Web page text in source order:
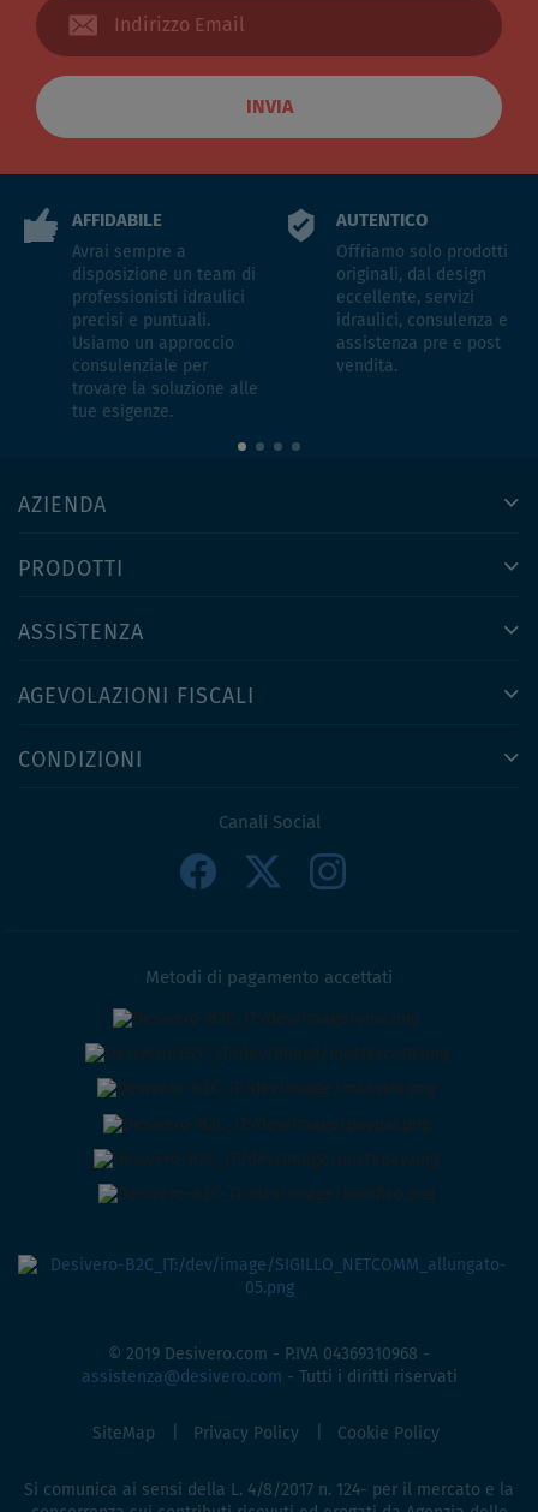
INVIA
AFFIDABILE
Avrai sempre a
disposizione un team di
professionisti idraulici
precisi e puntuali.
Usiamo un approccio
consulenziale per
trovare la soluzione alle
tue esigenze.
AUTENTICO
Offriamo solo prodotti
originali, dal design
eccellente, servizi
idraulici, consulenza e
assistenza pre e post
vendita.
AZIENDA
PRODOTTI
ASSISTENZA
AGEVOLAZIONI FISCALI
CONDIZIONI
Canali Social
Metodi di pagamento accettati
© 2019 Desivero.com - P.IVA 04369310968 -
assistenza@desivero.com - Tutti i diritti riservati
SiteMap Privacy Policy Cookie Policy
Si comunica ai sensi della L. 4/8/2017 n. 124- per il mercato e la